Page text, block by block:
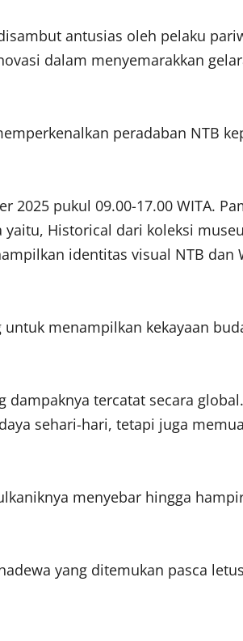
antusias oleh pelaku
dalam menyemarakkan
peradaban NTB
2025 pukul 09.00-17.00 WITA.
Historical dari koleksi
identitas visual NTB
menampilkan kekayaan
tercatat secara
sehari-hari, tetapi juga
menyebar hingga
yang ditemukan pasca